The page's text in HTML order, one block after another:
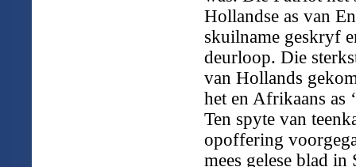
Hollandse as van
skuilname geskryf
deurloop. Die
van Hollands
het en Afrikaans as
Ten spyte van
opoffering
mees gelese blad